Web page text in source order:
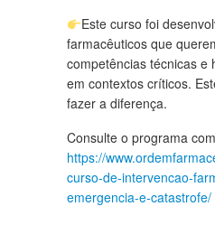
Este curso foi
farmacêuticos que
competências técnicas e
em contextos críticos.
fazer a diferença.
Consulte o programa
https://
curso-de-intervencao-
emergencia-e-catastrofe/